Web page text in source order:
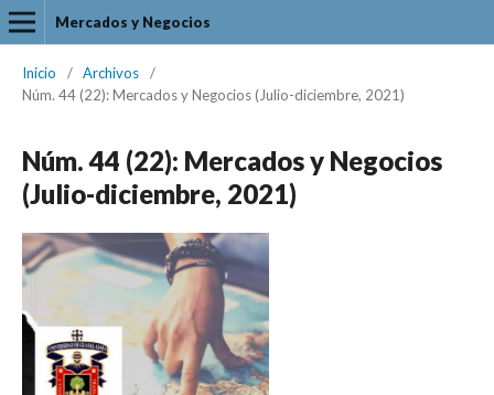
Mercados y Negocios
Inicio / Archivos
/
Núm. 44 (22): Mercados y Negocios (Julio-diciembre, 2021)
Núm. 44 (22): Mercados y Negocios
(Julio-diciembre, 2021)